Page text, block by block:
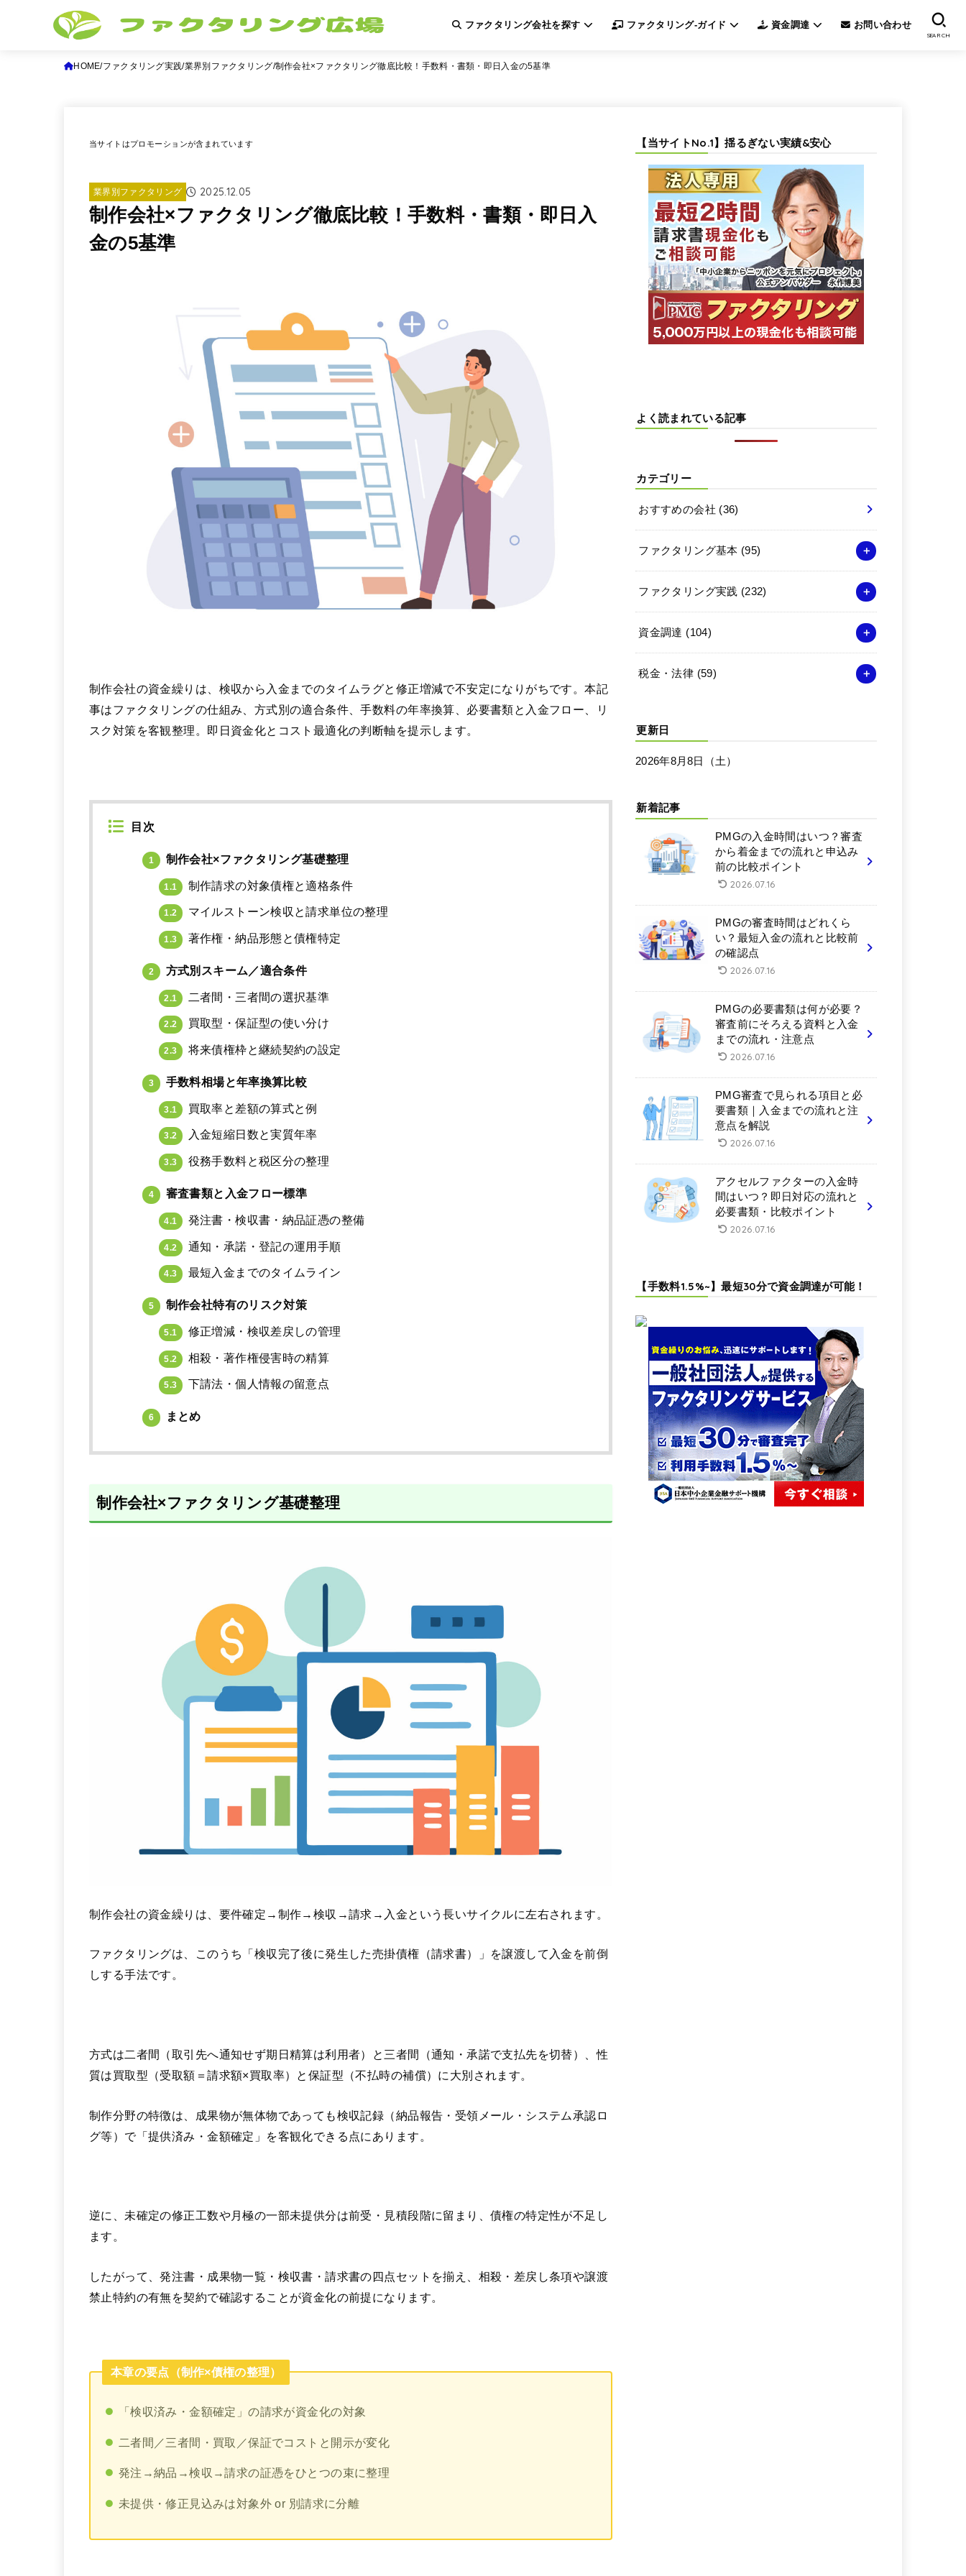
ファクタリング会社を探す ファクタリング-ガイド 資金調達 お問い合わせ
SEARCH
HOME ファクタリング実践 業界別ファクタリング 制作会社×ファクタリング徹底比較！手数料・書類・即日入金の5基準
当サイトはプロモーションが含まれています
業界別ファクタリング 2025.12.05
制作会社×ファクタリング徹底比較！手数料・書類・即日入
金の5基準
制作会社の資金繰りは、検収から入金までのタイムラグと修正増減で不安定になりがちです。本記
事はファクタリングの仕組み、方式別の適合条件、手数料の年率換算、必要書類と入金フロー、リ
スク対策を客観整理。即日資金化とコスト最適化の判断軸を提示します。
目次
1 制作会社×ファクタリング基礎整理
1.1 制作請求の対象債権と適格条件
1.2 マイルストーン検収と請求単位の整理
1.3 著作権・納品形態と債権特定
2 方式別スキーム／適合条件
2.1 二者間・三者間の選択基準
2.2 買取型・保証型の使い分け
2.3 将来債権枠と継続契約の設定
3 手数料相場と年率換算比較
3.1 買取率と差額の算式と例
3.2 入金短縮日数と実質年率
3.3 役務手数料と税区分の整理
4 審査書類と入金フロー標準
4.1 発注書・検収書・納品証憑の整備
4.2 通知・承諾・登記の運用手順
4.3 最短入金までのタイムライン
5 制作会社特有のリスク対策
5.1 修正増減・検収差戻しの管理
5.2 相殺・著作権侵害時の精算
5.3 下請法・個人情報の留意点
6 まとめ
制作会社×ファクタリング基礎整理
制作会社の資金繰りは、要件確定→制作→検収→請求→入金という長いサイクルに左右されます。
ファクタリングは、このうち「検収完了後に発生した売掛債権（請求書）」を譲渡して入金を前倒
しする手法です。
方式は二者間（取引先へ通知せず期日精算は利用者）と三者間（通知・承諾で支払先を切替）、性
質は買取型（受取額＝請求額×買取率）と保証型（不払時の補償）に大別されます。
制作分野の特徴は、成果物が無体物であっても検収記録（納品報告・受領メール・システム承認ロ
グ等）で「提供済み・金額確定」を客観化できる点にあります。
逆に、未確定の修正工数や月極の一部未提供分は前受・見積段階に留まり、債権の特定性が不足し
ます。
したがって、発注書・成果物一覧・検収書・請求書の四点セットを揃え、相殺・差戻し条項や譲渡
禁止特約の有無を契約で確認することが資金化の前提になります。
本章の要点（制作×債権の整理）
「検収済み・金額確定」の請求が資金化の対象
二者間／三者間・買取／保証でコストと開示が変化
発注→納品→検収→請求の証憑をひとつの束に整理
未提供・修正見込みは対象外 or 別請求に分離
【当サイトNo.1】揺るぎない実績&安心
よく読まれている記事
カテゴリー
おすすめの会社 (36)
ファクタリング基本 (95)
ファクタリング実践 (232)
資金調達 (104)
税金・法律 (59)
更新日
2026年8月8日（土）
新着記事
PMGの入金時間はいつ？審査
から着金までの流れと申込み
前の比較ポイント
2026.07.16
PMGの審査時間はどれくら
い？最短入金の流れと比較前
の確認点
2026.07.16
PMGの必要書類は何が必要？
審査前にそろえる資料と入金
までの流れ・注意点
2026.07.16
PMG審査で見られる項目と必
要書類｜入金までの流れと注
意点を解説
2026.07.16
アクセルファクターの入金時
間はいつ？即日対応の流れと
必要書類・比較ポイント
2026.07.16
【手数料1.5%~】最短30分で資金調達が可能！